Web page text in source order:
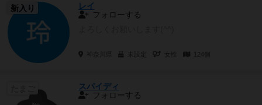
新入り
レイ
フォローする
未設定 女性 124個
スパイディ
フォローする